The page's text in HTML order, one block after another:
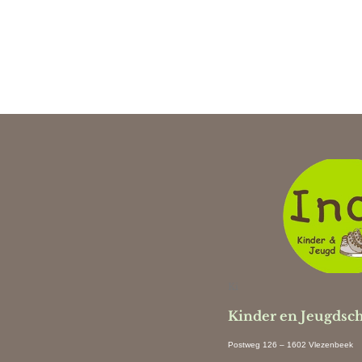
Kinder en
Postweg 126 – 1602 Vlezenbeek